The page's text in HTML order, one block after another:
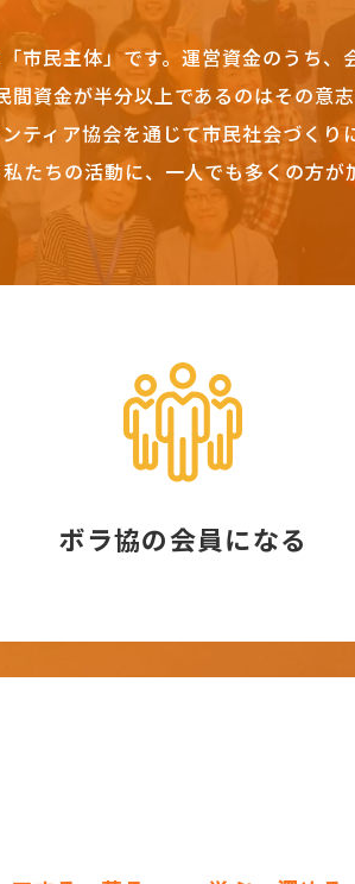
市民主体」です。 運営資金のうち、
間資金が半分以上であるのはその意志
ティア協会を通じて市民社会づくり
たちの活動に、一人でも多くの方が
ボラ協の会員になる